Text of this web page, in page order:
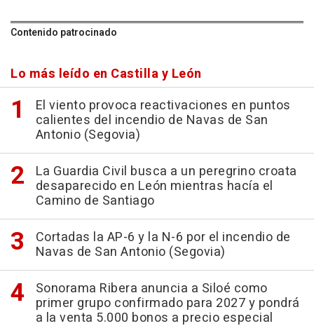
Contenido patrocinado
Lo más leído en Castilla y León
El viento provoca reactivaciones en puntos
calientes del incendio de Navas de San
Antonio (Segovia)
La Guardia Civil busca a un peregrino croata
desaparecido en León mientras hacía el
Camino de Santiago
Cortadas la AP-6 y la N-6 por el incendio de
Navas de San Antonio (Segovia)
Sonorama Ribera anuncia a Siloé como
primer grupo confirmado para 2027 y pondrá
a la venta 5.000 bonos a precio especial